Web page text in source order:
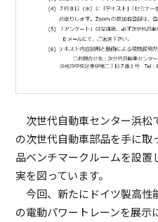
次世代自動車センター浜松
の次世代自動車部品を手に
品ベンチマークルームを設
実を図っています。
今回、新たにドイツ製高性
の電動パワートレーンを展示